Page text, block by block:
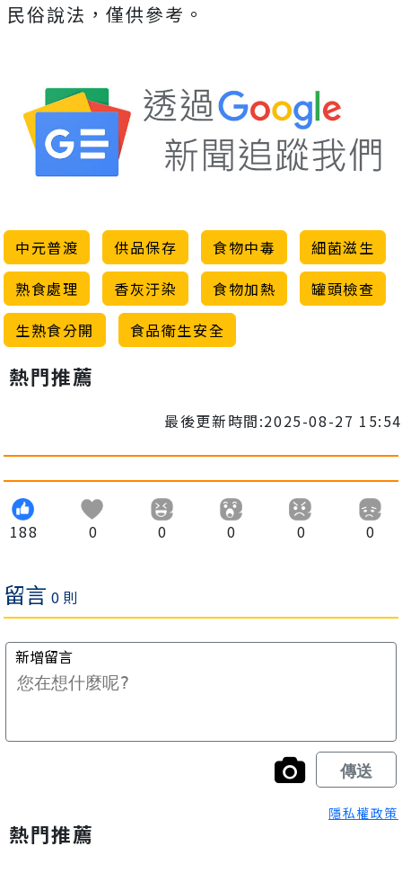
民俗說法，僅供參考。
中元普渡 供品保存 食物中毒
細菌滋生
熟食處理
香灰汙染 食物加熱
罐頭檢查
生熟食分開
食品衛生安全
熱門推薦
最後更新時間:2025-08-27 15:54
188 0 0 0 0 0
隱私權政策
熱門推薦